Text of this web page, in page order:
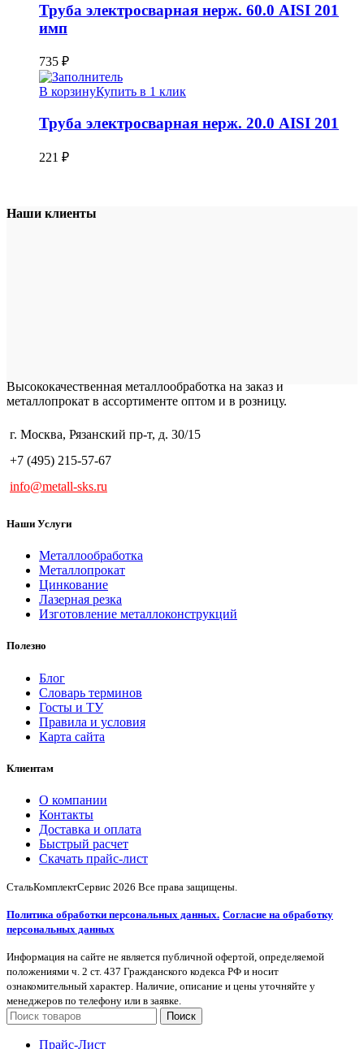
Труба электросварная нерж. 60.0 AISI 201
имп
735 ₽
В корзинуКупить в 1 клик
Труба электросварная нерж. 20.0 AISI 201
221 ₽
Наши клиенты
Высококачественная металлообработка на заказ и
металлопрокат в ассортименте оптом и в розницу.
г. Москва, Рязанский пр-т, д. 30/15
+7 (495) 215-57-67
info@metall-sks.ru
Наши Услуги
Металлообработка
Металлопрокат
Цинкование
Лазерная резка
Изготовление металлоконструкций
Полезно
Блог
Словарь терминов
Госты и ТУ
Правила и условия
Карта сайта
Клиентам
О компании
Контакты
Доставка и оплата
Быстрый расчет
Скачать прайс-лист
СтальКомплектСервис 2026 Все права защищены.
Политика обработки персональных данных. Согласие на обработку
персональных данных
Информация на сайте не является публичной офертой, определяемой
положениями ч. 2 ст. 437 Гражданского кодекса РФ и носит
ознакомительный характер. Наличие, описание и цены уточняйте у
менеджеров по телефону или в заявке.
Поиск
Прайс-Лист